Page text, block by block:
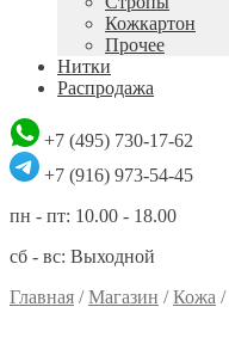
Кожкартон
Прочее
Нитки
Распродажа
+7 (495) 730-17-62
+7 (916) 973-54-45
пн - пт: 10.00 - 18.00
сб - вс: Выходной
Главная /Магазин /Кожа /